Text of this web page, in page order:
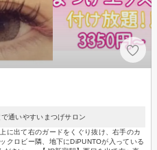
通いやすいまつげサロン
に出て右のガードをくぐり抜け、右手のカ
クロビー隣、地下にDiPUNTOが入っている